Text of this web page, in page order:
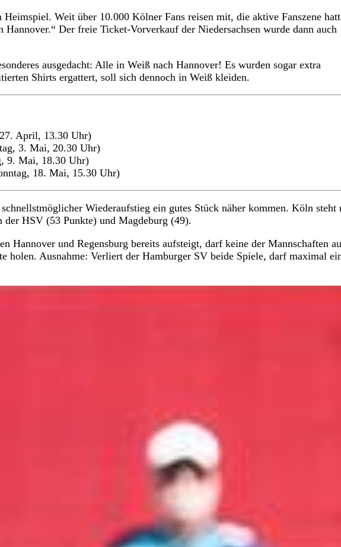
Weit über 10.000 Kölner Fans reisen mit, die aktive Fanszene
Der freie Ticket-Vorverkauf der Niedersachsen wurde dann auch
ausgedacht: Alle in Weiß nach Hannover! Es wurden sogar extra
Shirts ergattert, soll sich dennoch in Weiß kleiden.
April, 13.30 Uhr)
3. Mai, 20.30 Uhr)
9. Mai, 18.30 Uhr)
18. Mai, 15.30 Uhr)
Wiederaufstieg ein gutes Stück näher kommen. Köln steht
der HSV (53 Punkte) und Magdeburg (49).
Hannover und Regensburg bereits aufsteigt, darf keine der Mannschaften
holen. Ausnahme: Verliert der Hamburger SV beide Spiele, darf maximal